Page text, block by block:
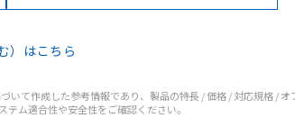
）はこちら
て作成した参考情報であり、製品の特長 / 価格 / 対応規格 / オ
ム適合性や安全性をご確認ください。